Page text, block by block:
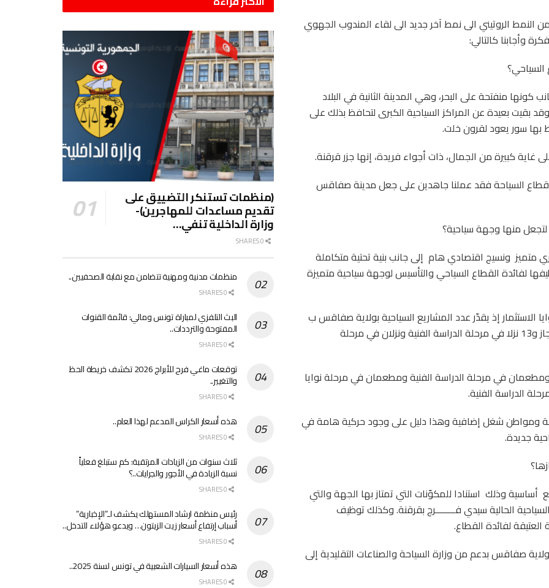
النمط الروتيني الى نمط آخر جديد الى لقاء المندوب الجهوي
وأجابنا كالتالي:
منفتحة على البحر، وهي المدينة الثانية في البلاد
بقيت بعيدة عن المراكز السياحية الكبرى لتحافظ بذلك على
بها سور يعود لقرون خلت.
غاية كبيرة من الجمال، ذات أجواء فريدة، إنها جزر قرقنة.
قطاع السياحة فقد عملنا جاهدين على جعل مدينة صفاقس
منها وجهة سياحية؟
متميز ونسيج اقتصادي هام إلى جانب بنية تحتية متكاملة
لفائدة القطاع السياحي والتأسيس لوجهة سياحية متميزة
الاستثمار إذ يقدّر عدد المشاريع السياحية بولاية صفاقس ب
34 مشروعا، فمثلا النزل هناك سبعة نزل في مرحلة الانجاز و13 نزلا في مرحلة الدراسة الفنية ونزلان في مرحلة
في مرحلة الدراسة الفنية ومطعمان في مرحلة نوايا
الدراسة الفنية.
ومواطن شغل إضافية وهذا دليل على وجود حركية هامة في
جديدة.
أساسية وذلك استنادا للمكوّنات التي تمتاز بها الجهة والتي
الحالية سيدي فــــــــرج بقرقنة. وكذلك توظيف
العتيقة لفائدة القطاع.
صفاقس بدعم من وزارة السياحة والصناعات التقليدية إلى
(منظمات تستنكر التضييق على
تقديم مساعدات للمهاجرين)-
وزارة الداخلية تنفي…
منظمات مدنية ومهنية تتضامن مع نقابة الصحفيين..
البث التلفزي لمباراة تونس ومالي: قائمة القنوات
المفتوحة والترددات..
توقعات ماغي فرح للأبراج 2026 تكشف خريطة الحظ
والتغيير..
هذه أسعار الكراس المدعم لهذا العام..
ثلاث سنوات من الزيادات المرتقبة: كم ستبلغ فعلياً
نسبة الزيادة في الأجور والجرايات..؟
رئيس منظمة ارشاد المستهلك يكشف لـ”الإخبارية”
أسباب إرتفاع أسعار زيت الزيتون… ويدعو هؤلاء للتدخل..
هذه أسعار السيارات الشعبية في تونس لسنة 2025..